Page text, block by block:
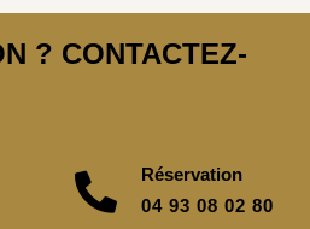
? CONTACTEZ-
Réservation
04 93 08 02 80